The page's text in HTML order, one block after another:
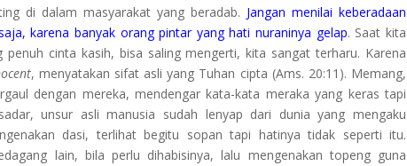
di dalam masyarakat yang beradab. Jangan menilai keberadaan
karena banyak orang pintar yang hati nuraninya gelap. Saat kita
penuh cinta kasih, bisa saling mengerti, kita sangat terharu. Karena
, menyatakan sifat asli yang Tuhan cipta (Ams. 20:11). Memang,
dengan mereka, mendengar kata-kata meraka yang keras tapi
unsur asli manusia sudah lenyap dari dunia yang mengaku
dasi, terlihat begitu sopan tapi hatinya tidak seperti itu.
lain, bila perlu dihabisinya, lalu mengenakan topeng guna